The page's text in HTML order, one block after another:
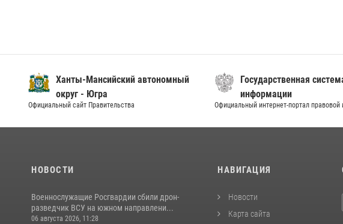
Ханты-Мансийский автономный
округ - Югра
Официальный сайт Правительства
Государственная
информации
Официальный интернет-портал
НОВОСТИ
Военнослужащие Росгвардии сбили дрон-
разведчик ВСУ на южном направлени...
06 августа 2026, 11:28
НАВИГАЦИЯ
Новости
Карта сайта